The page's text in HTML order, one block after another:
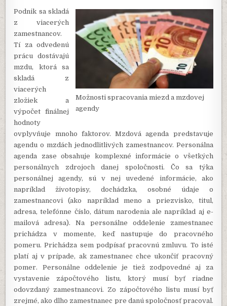
Možnosti spracovania miezd a mzdovej
agendy
Podnik sa skladá
z viacerých
zamestnancov.
Tí za odvedenú
prácu dostávajú
mzdu, ktorá sa
skladá z
viacerých
zložiek a
výpočet finálnej
hodnoty
ovplyvňuje mnoho faktorov. Mzdová agenda predstavuje
agendu o mzdách jednodlitlivých zamestnancov. Personálna
agenda zase obsahuje komplexné informácie o všetkých
personálnych zdrojoch danej spoločnosti. Čo sa týka
personálnej agendy, sú v nej uvedené informácie, ako
napríklad životopisy, dochádzka, osobné údaje o
zamestnancovi (ako napríklad meno a priezvisko, titul,
adresa, telefónne číslo, dátum narodenia ale napríklad aj e-
mailová adresa). Na personálne oddelenie zamestnanec
prichádza v momente, keď nastupuje do pracovného
pomeru. Prichádza sem podpísať pracovnú zmluvu. To isté
platí aj v prípade, ak zamestnanec chce ukončiť pracovný
pomer. Personálne oddelenie je tiež zodpovedné aj za
vystavenie zápočtového listu, ktorý musí byť riadne
odovzdaný zamestnancovi. Zo zápočtového listu musí byť
zrejmé, ako dlho zamestnanec pre danú spoločnosť pracoval.